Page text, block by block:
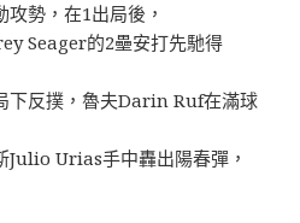
勢，在1出局後，
Seager的2壘安打先馳得
下反撲，魯夫Darin Ruf在滿球
Julio Urias手中轟出陽春彈，